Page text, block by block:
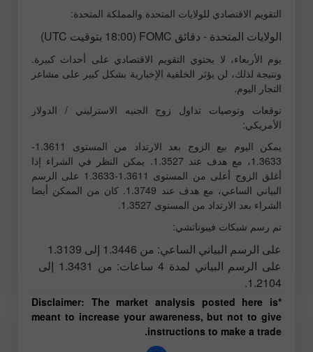
التقويم الاقتصادي للولايات المتحدة والمملكة المتحدة:
الولايات المتحدة - دقائق FOMC (18:00 بتوقيت UTC)
يوم الأربعاء، لا يحتوي التقويم الاقتصادي على أحداث كبيرة.
ونتيجة لذلك، لن يؤثر الخلفية الإخبارية بشكل كبير على مشاعر
التجار اليوم.
توقعات وتوصيات تداول زوج الجنيه الاسترليني / الدولار
الأمريكي:
يمكن اليوم بيع الزوج بعد الارتداد من المستوى 1.3611-
1.3633، مع هدف عند 1.3527. يمكن النظر في الشراء إذا
أغلق الزوج أعلى من المستوى 1.3611-1.3633 على الرسم
البياني الساعي، مع هدف عند 1.3749. كان من الممكن أيضا
الشراء بعد الارتداد من المستوى 1.3527.
تم رسم شبكات فيبوناتشي:
على الرسم البياني الساعي: من 1.3446 إلى 1.3139
على الرسم البياني لمدة 4 ساعات: من 1.3431 إلى
1.2104.
*Disclaimer: The market analysis posted here is
meant to increase your awareness, but not to give
instructions to make a trade.